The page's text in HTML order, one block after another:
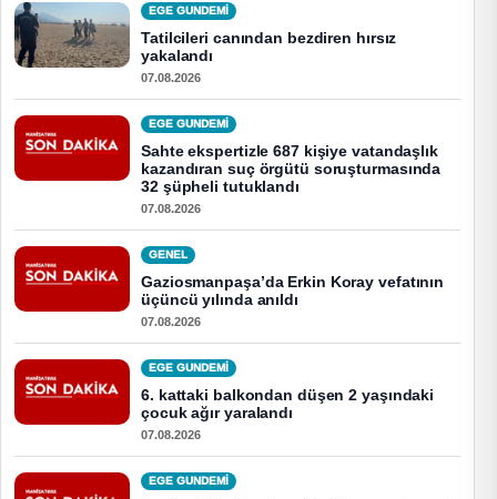
EGE GUNDEMİ
Tatilcileri canından bezdiren hırsız
yakalandı
07.08.2026
EGE GUNDEMİ
Sahte ekspertizle 687 kişiye vatandaşlık
kazandıran suç örgütü soruşturmasında
32 şüpheli tutuklandı
07.08.2026
GENEL
Gaziosmanpaşa’da Erkin Koray vefatının
üçüncü yılında anıldı
07.08.2026
EGE GUNDEMİ
6. kattaki balkondan düşen 2 yaşındaki
çocuk ağır yaralandı
07.08.2026
EGE GUNDEMİ